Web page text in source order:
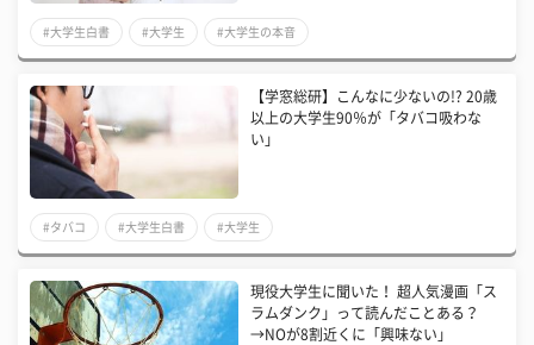
#大学生白書 #大学生 #大学生の本音
【学窓総研】こんなに少ないの!? 20歳
以上の大学生90％が「タバコ吸わな
い」
#タバコ #大学生白書 #大学生
現役大学生に聞いた！ 超人気漫画「ス
ラムダンク」って読んだことある？
→NOが8割近くに「興味ない」